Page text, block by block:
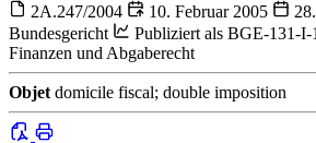
2A.247/2004
10. Februar 2005
Bundesgericht
Publiziert als BGE-131-I-
Finanzen und Abgaberecht
Objet domicile fiscal; double imposition